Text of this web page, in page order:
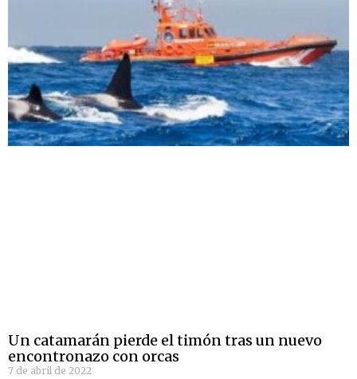
Un catamarán pierde el timón tras un nuevo
encontronazo con orcas
7 de abril de 2022